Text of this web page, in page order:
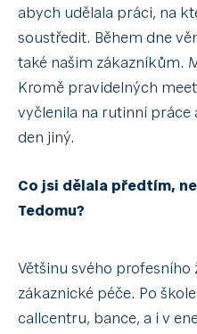
abych udělala práci, na
soustředit. Během dne
také našim zákazníkům.
Kromě pravidelných
vyčlenila na rutinní práce
den jiný.
Co jsi dělala předtím,
Tedomu?
Většinu svého
zákaznické péče. Po
callcentru, bance, a i v